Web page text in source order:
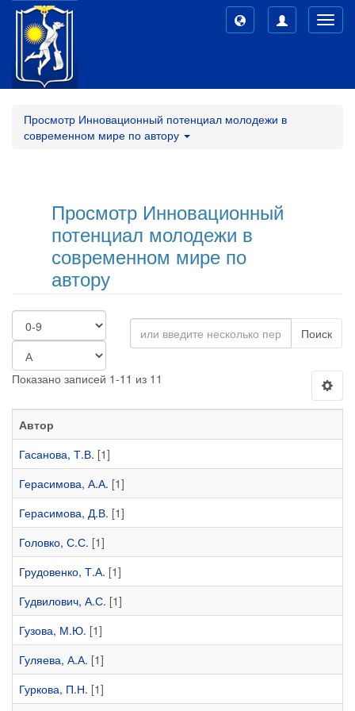
Просмотр Инновационный потенциал молодежи в
современном мире по автору
Просмотр Инновационный
потенциал молодежи в
современном мире по
автору
Поиск
Показано записей 1-11 из 11
Автор
Гасанова, Т.В. [1]
Герасимова, А.А. [1]
Герасимова, Д.В. [1]
Головко, С.С. [1]
Грудовенко, Т.А. [1]
Гудвилович, А.С. [1]
Гузова, М.Ю. [1]
Гуляева, А.А. [1]
Гуркова, П.Н. [1]